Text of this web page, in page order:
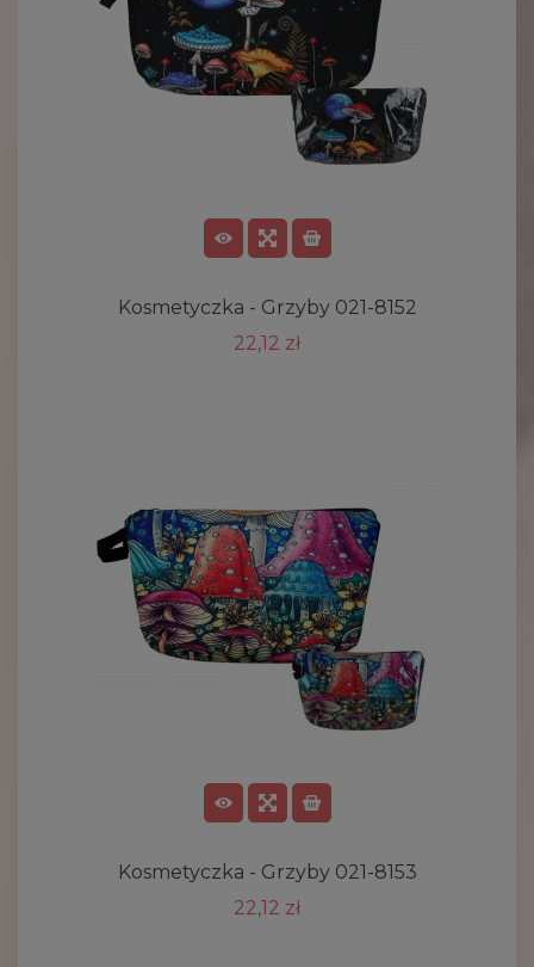
Kosmetyczka - Grzyby 021-8152
22,12 zł
Kosmetyczka - Grzyby 021-8153
22,12 zł